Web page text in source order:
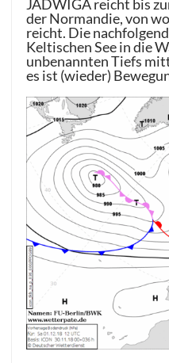
JADWIGA reicht bis
der Normandie, von
reicht. Die
Keltischen See in die
unbenannten Tiefs
es ist (wieder)